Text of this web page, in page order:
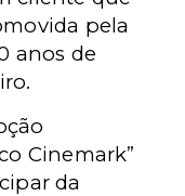
pela
anos de
Cinemark”
da